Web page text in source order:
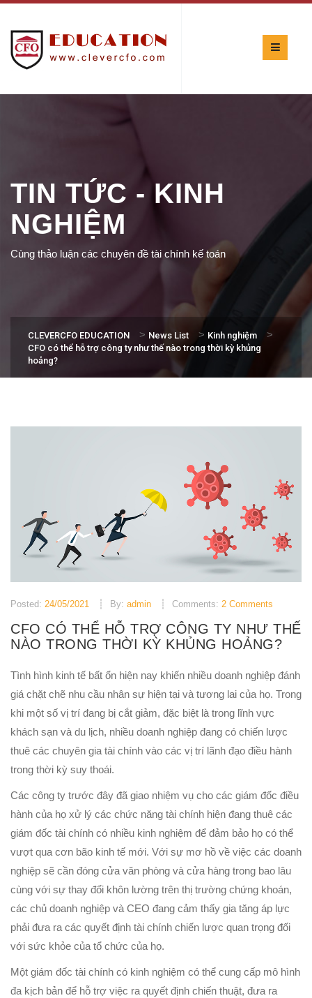
TIN TỨC - KINH
NGHIỆM
Cùng thảo luận các chuyên đề tài chính kế toán
CLEVERCFO EDUCATION > News List > Kinh nghiệm >
CFO có thể hỗ trợ công ty như thế nào trong thời kỳ khủng
hoảng?
Posted: 24/05/2021 By: admin Comments: 2 Comments
CFO CÓ THỂ HỖ TRỢ CÔNG TY NHƯ THẾ
NÀO TRONG THỜI KỲ KHỦNG HOẢNG?
Tình hình kinh tế bất ổn hiện nay khiến nhiều doanh nghiệp đánh
giá chặt chẽ nhu cầu nhân sự hiện tại và tương lai của họ. Trong
khi một số vị trí đang bị cắt giảm, đặc biệt là trong lĩnh vực
khách sạn và du lịch, nhiều doanh nghiệp đang có chiến lược
thuê các chuyên gia tài chính vào các vị trí lãnh đạo điều hành
trong thời kỳ suy thoái.
Các công ty trước đây đã giao nhiệm vụ cho các giám đốc điều
hành của họ xử lý các chức năng tài chính hiện đang thuê các
giám đốc tài chính có nhiều kinh nghiệm để đảm bảo họ có thể
vượt qua cơn bão kinh tế mới. Với sự mơ hồ về việc các doanh
nghiệp sẽ cần đóng cửa văn phòng và cửa hàng trong bao lâu
cùng với sự thay đổi khôn lường trên thị trường chứng khoán,
các chủ doanh nghiệp và CEO đang cảm thấy gia tăng áp lực
phải đưa ra các quyết định tài chính chiến lược quan trọng đối
với sức khỏe của tổ chức của họ.
Một giám đốc tài chính có kinh nghiệm có thể cung cấp mô hình
đa kịch bản để hỗ trợ việc ra quyết định chiến thuật, đưa ra